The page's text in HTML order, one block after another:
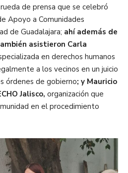
de prensa que se celebró
Apoyo a Comunidades
de Guadalajara; ahí además de
asistieron Carla
en derechos humanos
a los vecinos en un juicio
órdenes de gobierno; y Mauricio
Jalisco, organización que
en el procedimiento